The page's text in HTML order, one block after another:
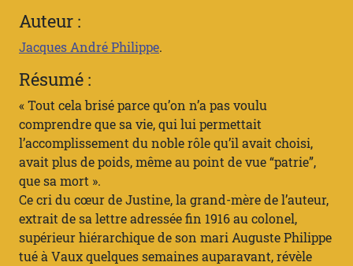
Auteur :
Jacques André Philippe.
Résumé :
« Tout cela brisé parce qu’on n’a pas voulu
comprendre que sa vie, qui lui permettait
l’accomplissement du noble rôle qu’il avait choisi,
avait plus de poids, même au point de vue “patrie”,
que sa mort ».
Ce cri du cœur de Justine, la grand-mère de l’auteur,
extrait de sa lettre adressée fin 1916 au colonel,
supérieur hiérarchique de son mari Auguste Philippe
tué à Vaux quelques semaines auparavant, révèle